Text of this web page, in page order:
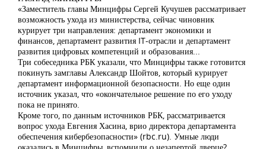
«Заместитель главы Минцифры Сергей Кучушев рассматривает
возможность ухода из министерства, сейчас чиновник
курирует три направления: департамент экономики и
финансов, департамент развития IT-отрасли и департамент
развития цифровых компетенций и образования...
Три собеседника РБК указали, что Минцифры также готовится
покинуть замглавы Александр Шойтов, который курирует
департамент информационной безопасности. Но еще один
источник указал, что «окончательное решение по его уходу
пока не принято.
Кроме того, по данным источников РБК, рассматривается
вопрос ухода Евгения Хасина, врио директора департамента
обеспечения кибербезопасности» (rbc.ru). Умные люди